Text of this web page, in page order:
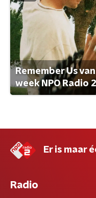
Remember Us
week NPO Radio
Er is maar
Radio